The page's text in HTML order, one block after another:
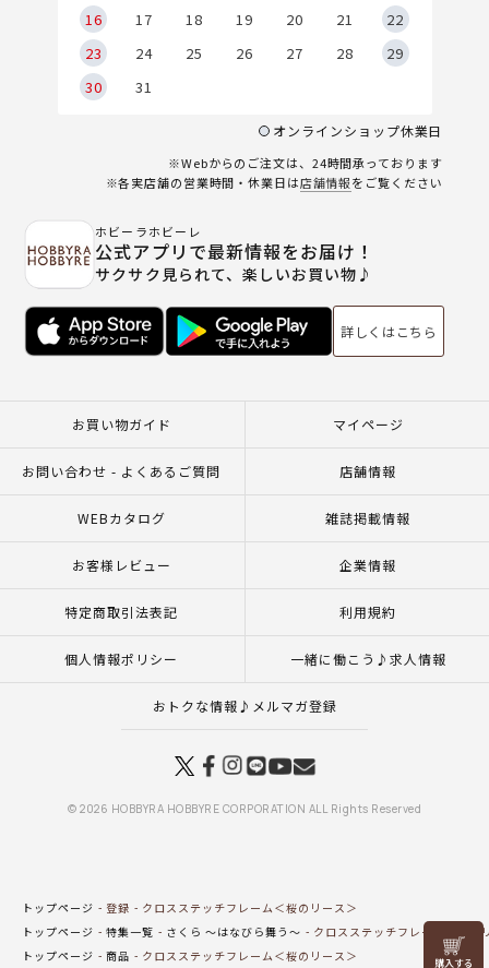
リリヤン
フェア
16
17 18 19 20 21
22
23
24 25 26 27 28
29
30
31
オンラインショップ休業日
※Webからのご注文は、24時間承っております
※各実店舗の営業時間・休業日は店舗情報をご覧ください
ホビーラホビーレ
公式アプリで最新情報をお届け！
サクサク見られて、楽しいお買い物♪
詳しくはこちら
お買い物ガイド マイページ
お問い合わせ - よくあるご質問 店舗情報
WEBカタログ 雑誌掲載情報
お客様レビュー 企業情報
特定商取引法表記 利用規約
個人情報ポリシー 一緒に働こう♪求人情報
おトクな情報♪メルマガ登録
© 2026 HOBBYRA HOBBYRE CORPORATION ALL Rights Reserved
トップページ 登録
クロスステッチフレーム＜桜のリース＞
トップページ
特集一覧 さくら ～はなびら舞う～
クロスステッチフレーム＜桜の
トップページ
商品 クロスステッチフレーム＜桜のリース＞